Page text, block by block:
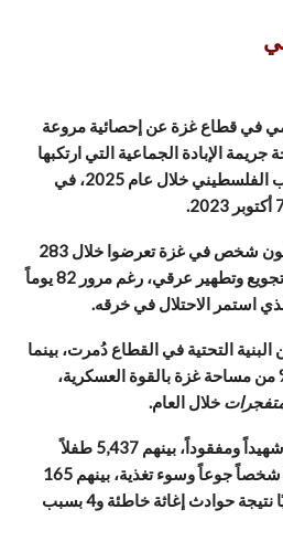
في قطاع غزة عن إحصائية مروعة
جريمة الإبادة الجماعية التي ارتكبها
الاحتلال الإسرائيلي ضد الشعب الفلسطيني خلال عام 2025، في
وأكد البيان أن أكثر من 2.4 مليون شخص في غزة تعرضوا خلال 283
يوماً لحرب شاملة وسياسات تجويع وتطهير عرقي، رغم مرور 82 يوماً
استمر الاحتلال في خرقه.
إلى أن 90% من البنية التحتية في القطاع دُمرت، بينما
الاحتلال على نحو 55% من مساحة غزة بالقوة العسكرية،
خلال العام.
وسجلت الإحصائيات 29,117 شهيداً ومفقوداً، بينهم 5,437 طفلاً
و2,475 امرأة، كما توفي 475 شخصاً جوعاً وسوء تغذية، بينهم 165
طفلاً، بينما قضى 23 فلسطينيًا نتيجة حوادث إغاثة خاطئة و4 بسبب